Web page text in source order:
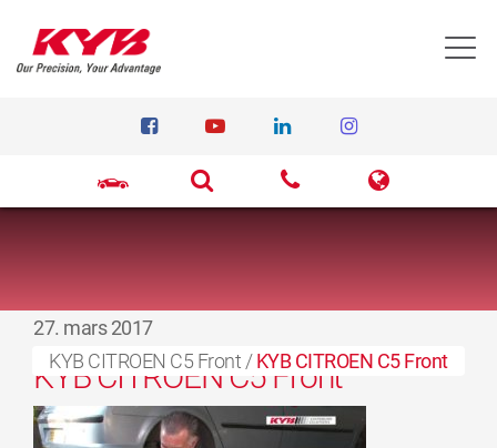
KYB CITROEN C5 Front /KYB CITROEN C5 Front
27. mars 2017
KYB CITROEN C5 Front